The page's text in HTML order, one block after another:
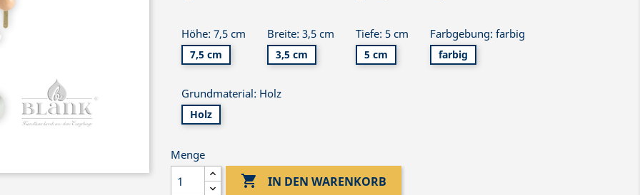
Höhe: 7,5 cm
7,5 cm
Breite: 3,5 cm
3,5 cm
Tiefe: 5 cm
5 cm
Farbgebung: farbig
farbig
Grundmaterial: Holz
Holz
Menge
 IN DEN WARENKORB